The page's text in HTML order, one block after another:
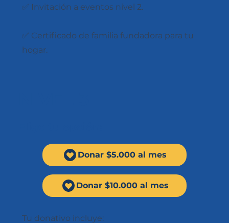
✅ Invitación a eventos nivel 2.
✅ Certificado de familia fundadora para tu
hogar.
Tu donativo incluye:
Donar $5.000 al mes
Donar $10.000 al mes